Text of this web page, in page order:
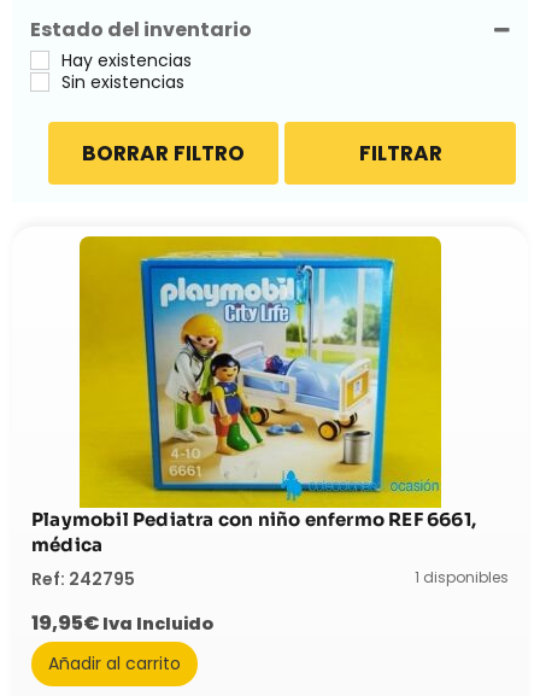
Estado del inventario
Hay existencias
Sin existencias
FILTRAR
BORRAR FILTRO
Playmobil Pediatra con niño enfermo REF 6661,
médica
Ref: 242795 1 disponibles
19,95€ Iva Incluido
Añadir al carrito